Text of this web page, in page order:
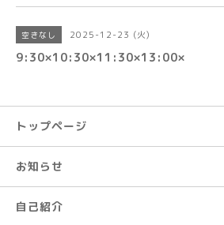
空きなし 2025-12-23 (火)
9:30×10:30×11:30×13:00×
トップページ
お知らせ
自己紹介